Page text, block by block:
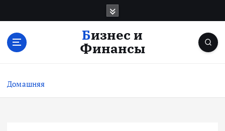
с
Бизнес и
Финансы
Домашняя